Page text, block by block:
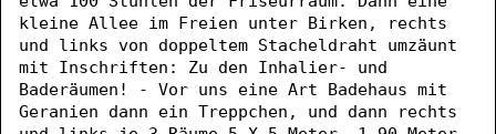
kleine Allee im Freien unter Birken, rechts
und links von doppeltem Stacheldraht umzäunt
mit Inschriften: Zu den Inhalier- und
Baderäumen! - Vor uns eine Art Badehaus mit
Geranien dann ein Treppchen, und dann rechts